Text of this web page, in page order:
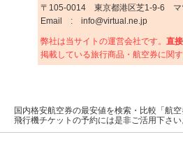
〒105-0014 東京都港区芝1-9-6 マ
Email : info@virtual.ne.jp
弊社は当サイトの運営会社です。直
掲載している旅行商品・航空券に関
国内格安航空券の最安値を検索・比較「航
飛行機チケットの予約には是非ご活用下さ